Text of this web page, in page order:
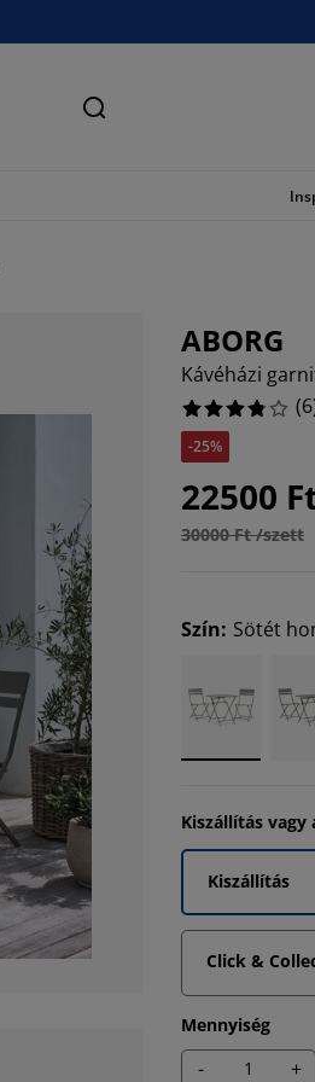
Keresés
ABORG
Kávéházi
(6
-25%
22500
30000 Ft /szett
Szín: Sötét
Kiszállítás vagy
Kiszállítás
Click &
Mennyiség
- +
16.666666666666664%
16.666666666666664%